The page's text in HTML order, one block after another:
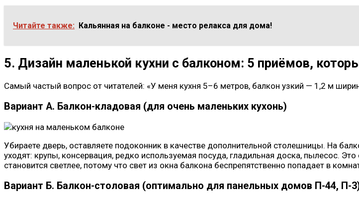
Читайте также: Кальянная на балконе - место релакса для дома!
5. Дизайн маленькой кухни с балконом: 5 приёмов,
Самый частый вопрос от читателей: «У меня кухня 5–6 метров, балкон узкий — 1,2 м
Вариант А. Балкон-кладовая (для очень маленьких кухонь)
Убираете дверь, оставляете подоконник в качестве дополнительной столешницы. На
уходят: крупы, консервация, редко используемая посуда, гладильная доска, пылесос.
становится светлее, потому что свет из окна балкона беспрепятственно попадает в
Вариант Б. Балкон-столовая (оптимально для панельных домов П-44, П-